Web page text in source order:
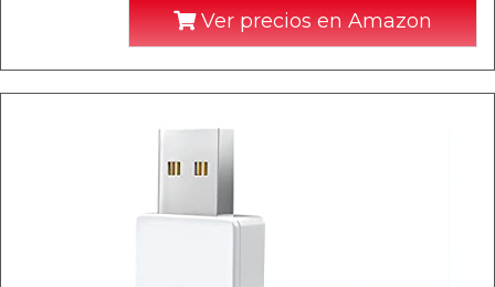
Ver precios en Amazon